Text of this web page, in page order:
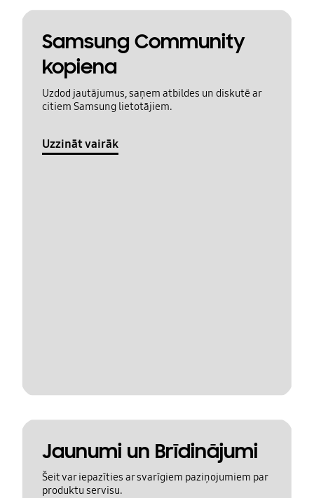
Samsung Community
kopiena
Uzdod jautājumus, saņem atbildes un diskutē ar
citiem Samsung lietotājiem.
Uzzināt vairāk
Jaunumi un Brīdinājumi
Šeit var iepazīties ar svarīgiem paziņojumiem par
produktu servisu.